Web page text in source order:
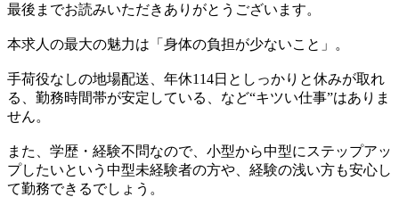
最後までお読みいただきありがとうございます。
本求人の最大の魅力は「身体の負担が少ないこと」。
手荷役なしの地場配送、年休114日としっかりと休みが取れ
る、勤務時間帯が安定している、など“キツい仕事”はありま
せん。
また、学歴・経験不問なので、小型から中型にステップアッ
プしたいという中型未経験者の方や、経験の浅い方も安心し
て勤務できるでしょう。